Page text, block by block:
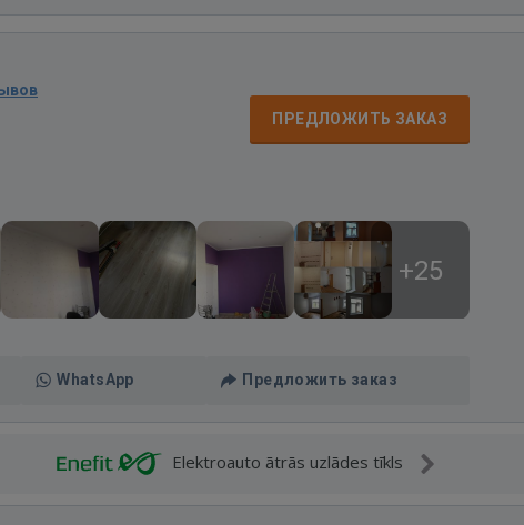
ПРЕДЛОЖИТЬ ЗАКАЗ
+25
WhatsApp Предложить заказ
Elektroauto ātrās uzlādes tīkls